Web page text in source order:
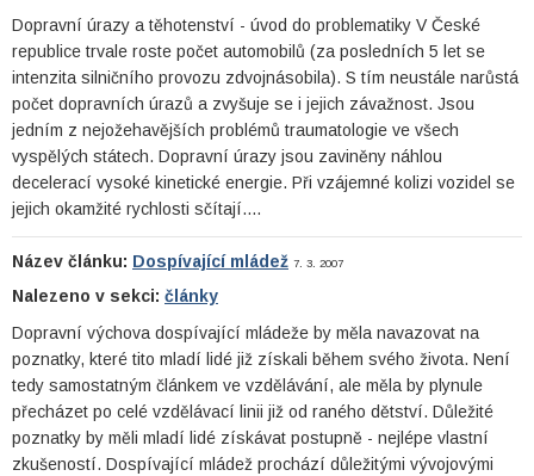
Dopravní úrazy a těhotenství - úvod do problematiky V České
republice trvale roste počet automobilů (za posledních 5 let se
intenzita silničního provozu zdvojnásobila). S tím neustále narůstá
počet dopravních úrazů a zvyšuje se i jejich závažnost. Jsou
jedním z nejožehavějších problémů traumatologie ve všech
vyspělých státech. Dopravní úrazy jsou zaviněny náhlou
decelerací vysoké kinetické energie. Při vzájemné kolizi vozidel se
jejich okamžité rychlosti sčítají.…
Název článku: Dospívající mládež 7. 3. 2007
Nalezeno v sekci: články
Dopravní výchova dospívající mládeže by měla navazovat na
poznatky, které tito mladí lidé již získali během svého života. Není
tedy samostatným článkem ve vzdělávání, ale měla by plynule
přecházet po celé vzdělávací linii již od raného dětství. Důležité
poznatky by měli mladí lidé získávat postupně - nejlépe vlastní
zkušeností. Dospívající mládež prochází důležitými vývojovými